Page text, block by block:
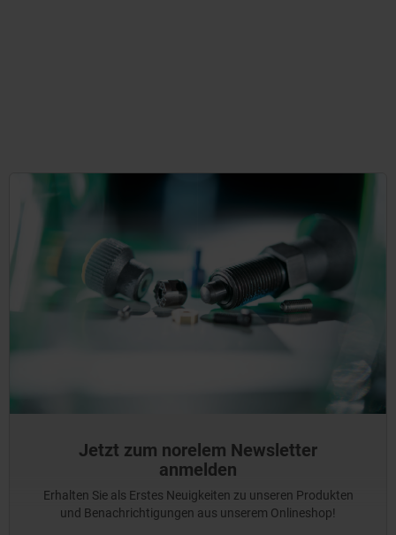
Jetzt zum norelem Newsletter
anmelden
Erhalten Sie als Erstes Neuigkeiten zu unseren Produkten
und Benachrichtigungen aus unserem Onlineshop!